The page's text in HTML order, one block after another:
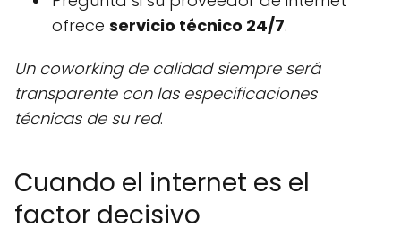
ofrece servicio técnico 24/7.
Un coworking de calidad siempre será
transparente con las especificaciones
técnicas de su red.
Cuando el internet es el
factor decisivo